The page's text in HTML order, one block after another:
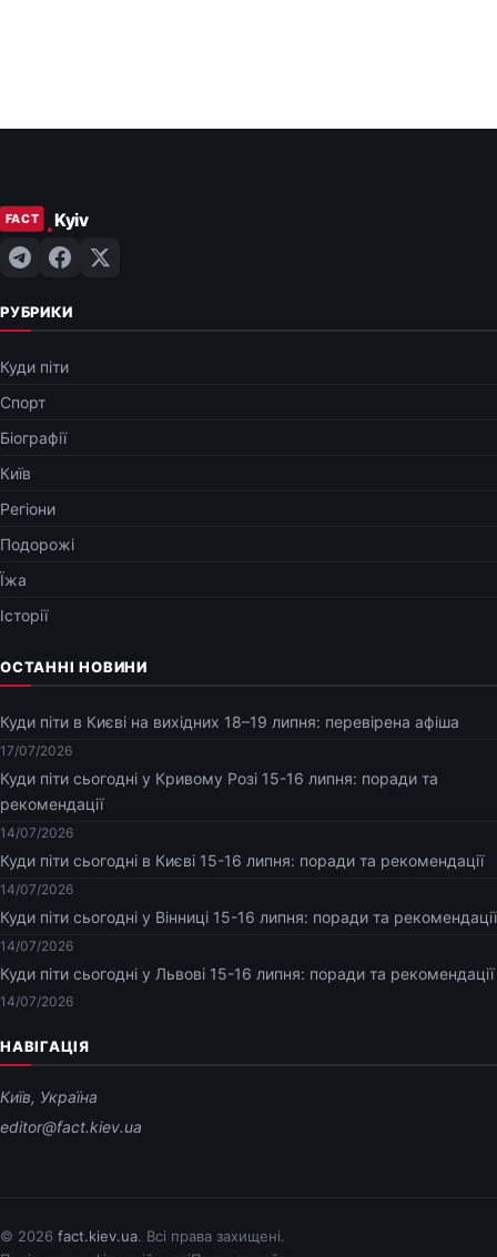
РУБРИКИ
Куди піти
Спорт
Біографії
Київ
Регіони
Подорожі
Їжа
Історії
ОСТАННІ НОВИНИ
Куди піти в Києві на вихідних 18–19 липня: перевірена афіша
17/07/2026
Куди піти сьогодні у Кривому Розі 15-16 липня: поради та
рекомендації
14/07/2026
Куди піти сьогодні в Києві 15-16 липня: поради та рекомендації
14/07/2026
Куди піти сьогодні у Вінниці 15-16 липня: поради та рекомендації
14/07/2026
Куди піти сьогодні у Львові 15-16 липня: поради та рекомендації
14/07/2026
НАВІГАЦІЯ
Київ, Україна
editor@fact.kiev.ua
© 2026 fact.kiev.ua. Всі права захищені.